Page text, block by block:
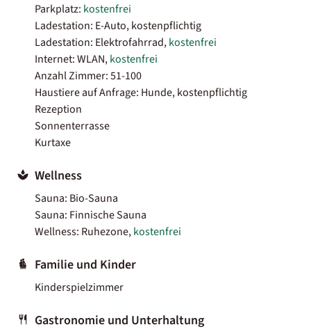
Parkplatz: kostenfrei
Ladestation: E-Auto, kostenpflichtig
Ladestation: Elektrofahrrad,kostenfrei
Internet: WLAN,kostenfrei
Anzahl Zimmer: 51-100
Haustiere auf Anfrage: Hunde, kostenpflichtig
Rezeption
Sonnenterrasse
Kurtaxe
Wellness
Sauna: Bio-Sauna
Sauna: Finnische Sauna
Wellness: Ruhezone,kostenfrei
Familie und Kinder
Kinderspielzimmer
Gastronomie und Unterhaltung